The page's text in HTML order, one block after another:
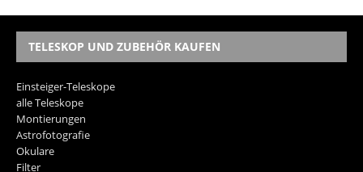
TELESKOP UND ZUBEHÖR KAUFEN
Einsteiger-Teleskope
alle Teleskope
Montierungen
Astrofotografie
Okulare
Filter